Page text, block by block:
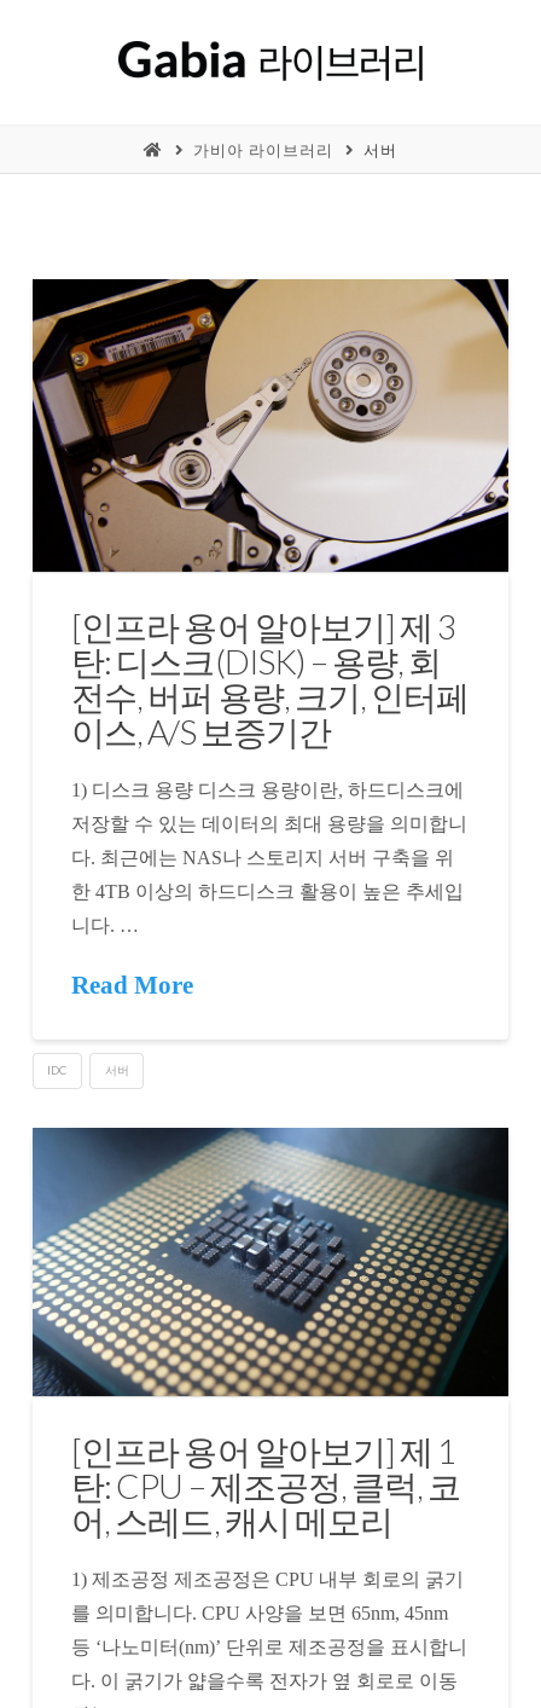
가비아 라이브러리 서버
[인프라 용어 알아보기] 제 3
탄: 디스크(DISK) – 용량, 회
전수, 버퍼 용량, 크기, 인터페
이스, A/S 보증기간
1) 디스크 용량 디스크 용량이란, 하드디스크에
저장할 수 있는 데이터의 최대 용량을 의미합니
다. 최근에는 NAS나 스토리지 서버 구축을 위
한 4TB 이상의 하드디스크 활용이 높은 추세입
니다. …
Read More
IDC 서버
[인프라 용어 알아보기] 제 1
탄: CPU – 제조공정, 클럭, 코
어, 스레드, 캐시 메모리
1) 제조공정 제조공정은 CPU 내부 회로의 굵기
를 의미합니다. CPU 사양을 보면 65nm, 45nm
등 ‘나노미터(nm)’ 단위로 제조공정을 표시합니
다. 이 굵기가 얇을수록 전자가 옆 회로로 이동